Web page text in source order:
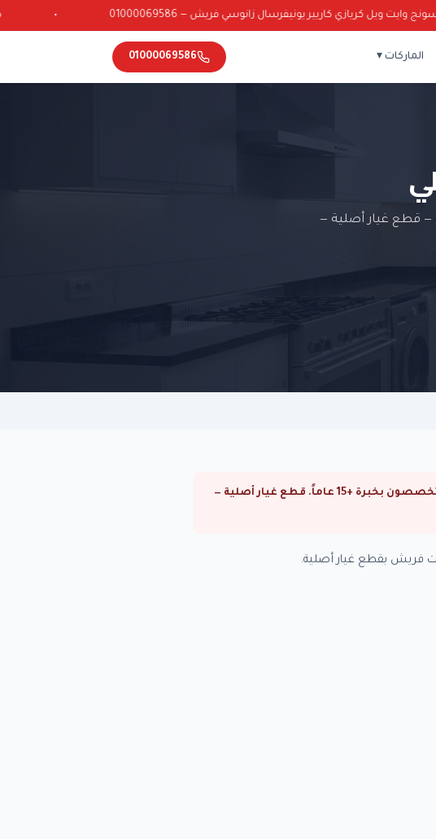
وايت ويل كريازي كاريير يونيفرسال زانوسي فريش — 01000069586
الماركات ▾ 01000069586
قطع غيار أصلية —
⚠ صيانة تكييفات فريش في ستانلي. صيانة تكييفات فريش في القاهرة والجيزة. فنيون متخصصون بخبرة +15 عاماً. قطع غيار أصلية —
فريش بقطع غيار أصلية.